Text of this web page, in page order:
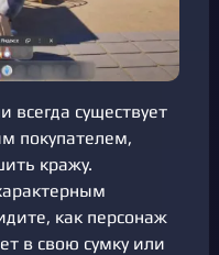
всегда существует
покупателем,
кражу.
как персонаж
в свою сумку или